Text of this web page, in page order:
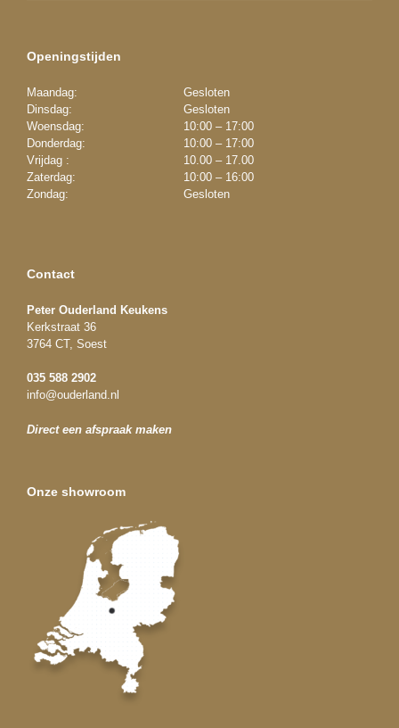
Openingstijden
Maandag:
Gesloten
Dinsdag:
Gesloten
Woensdag:
10:00 – 17:00
Donderdag:
10:00 – 17:00
Vrijdag :
10.00 – 17.00
Zaterdag:
10:00 – 16:00
Zondag:
Gesloten
Contact
Peter Ouderland Keukens
Kerkstraat 36
3764 CT, Soest
035 588 2902
info@ouderland.nl
Direct een afspraak maken
Onze showroom